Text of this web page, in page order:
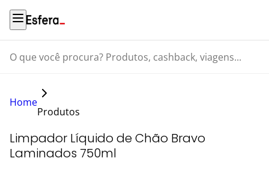
O que você procura? Produtos, cashback, viagens...
Home
Produtos
Limpador Líquido de Chão Bravo
Laminados 750ml